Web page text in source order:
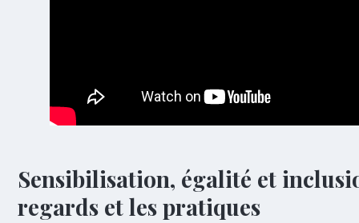
Sensibilisation, égalité et
regards et les pratiques